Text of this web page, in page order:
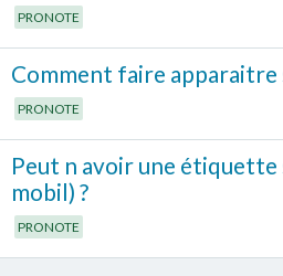
PRONOTE
Comment faire apparaitre
PRONOTE
Peut n avoir une étiquette
mobil) ?
PRONOTE